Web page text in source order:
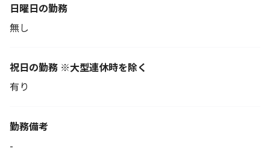
日曜日の勤務
無し
祝日の勤務 ※大型連休時を除く
有り
勤務備考
-